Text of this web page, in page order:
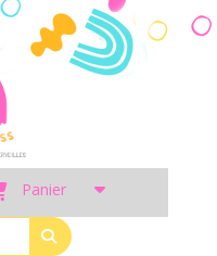
Panier